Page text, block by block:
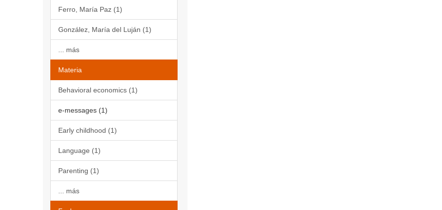
Ferro, María Paz (1)
González, María del Luján (1)
... más
Materia
Behavioral economics (1)
e-messages (1)
Early childhood (1)
Language (1)
Parenting (1)
... más